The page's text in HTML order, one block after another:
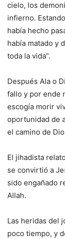
cielo, los
infierno.
había hecho
había matado y
toda la vida”.
Después Ala o
fallo y por ende
escogía morir
oportunidad de
el camino de
El jihadista
se convirtió a
sido engañado
Allah.
Las heridas del
poco tiempo, y